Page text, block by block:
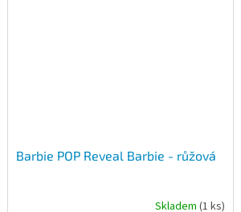
Barbie POP Reveal Barbie - růžová
Skladem (1 ks)